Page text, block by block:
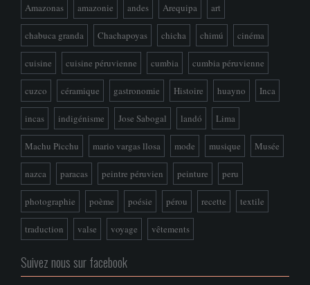
Amazonas amazonie andes Arequipa art
chabuca granda Chachapoyas chicha chimú cinéma
cuisine cuisine péruvienne cumbia cumbia péruvienne
cuzco céramique gastronomie Histoire huayno Inca
incas indigénisme Jose Sabogal landó Lima
Machu Picchu mario vargas llosa mode musique Musée
nazca paracas peintre péruvien peinture peru
photographie poème poésie pérou recette textile
traduction valse voyage vêtements
Suivez nous sur facebook